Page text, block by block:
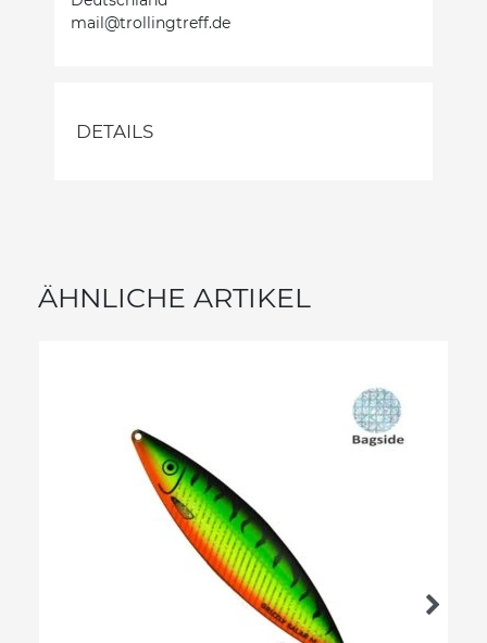
mail@trollingtreff.de
DETAILS
ÄHNLICHE ARTIKEL